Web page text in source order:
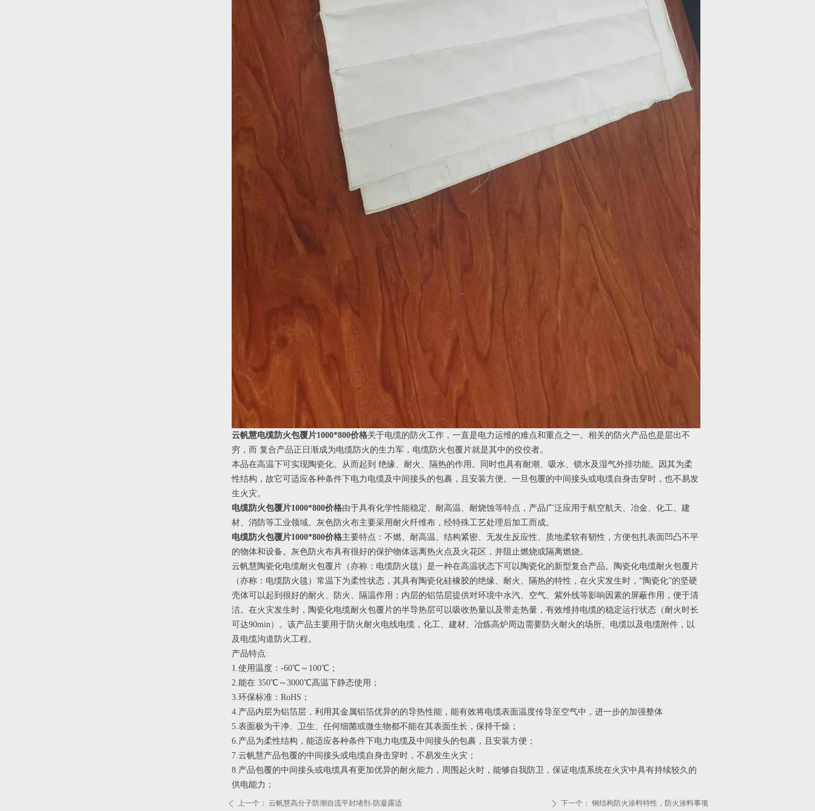
ꄴ 上一个： 云帆慧高分子防潮自流平封堵剂-防凝露适 ꄲ 下一个： 钢结构防火涂料特性，防火涂料事项
云帆慧电缆防火包覆片1000*800价格关于电缆的防火工作，一直是电力运维的难点和重点之一。相关的防火产品也是层出不
穷，而 复合产品正日渐成为电缆防火的生力军，电缆防火包覆片就是其中的佼佼者。
本品在高温下可实现陶瓷化。从而起到 绝缘、耐火、隔热的作用。同时也具有耐潮、吸水、锁水及湿气外排功能。因其为柔
性结构，故它可适应各种条件下电力电缆及中间接头的包裹，且安装方便。一旦包覆的中间接头或电缆自身击穿时，也不易发
生火灾。
电缆防火包覆片1000*800价格由于具有化学性能稳定、耐高温、耐烧蚀等特点，产品广泛应用于航空航天、冶金、化工、建
材、消防等工业领域。灰色防火布主要采用耐火纤维布，经特殊工艺处理后加工而成。
电缆防火包覆片1000*800价格主要特点：不燃、耐高温、结构紧密、无发生反应性、质地柔软有韧性，方便包扎表面凹凸不平
的物体和设备。灰色防火布具有很好的保护物体远离热火点及火花区，并阻止燃烧或隔离燃烧。
云帆慧陶瓷化电缆耐火包覆片（亦称：电缆防火毯）是一种在高温状态下可以陶瓷化的新型复合产品。陶瓷化电缆耐火包覆片
（亦称：电缆防火毯）常温下为柔性状态，其具有陶瓷化硅橡胶的绝缘、耐火、隔热的特性，在火灾发生时，“陶瓷化”的坚硬
壳体可以起到很好的耐火、防火、隔温作用；内层的铝箔层提供对环境中水汽、空气、紫外线等影响因素的屏蔽作用，便于清
洁。在火灾发生时，陶瓷化电缆耐火包覆片的半导热层可以吸收热量以及带走热量，有效维持电缆的稳定运行状态（耐火时长
可达90min）。该产品主要用于防火耐火电线电缆，化工、建材、冶炼高炉周边需要防火耐火的场所、电缆以及电缆附件，以
及电缆沟道防火工程。
产品特点:
1.使用温度：-60℃～100℃；
2.能在 350℃～3000℃高温下静态使用；
3.环保标准：RoHS；
4.产品内层为铝箔层，利用其金属铝箔优异的的导热性能，能有效将电缆表面温度传导至空气中，进一步的加强整体
5.表面极为干净、卫生、任何细菌或微生物都不能在其表面生长，保持干燥；
6.产品为柔性结构，能适应各种条件下电力电缆及中间接头的包裹，且安装方便；
7.云帆慧产品包覆的中间接头或电缆自身击穿时，不易发生火灾；
8.产品包覆的中间接头或电缆具有更加优异的耐火能力，周围起火时，能够自我防卫，保证电缆系统在火灾中具有持续较久的
供电能力；